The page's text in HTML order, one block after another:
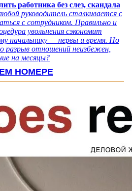
работника без слез, скандала
руководитель сталкивается с
с сотрудником. Правильно и
увольнения сэкономит
начальнику — нервы и время. Но
разрыв отношений неизбежен,
на месяцы?
НОМЕРЕ